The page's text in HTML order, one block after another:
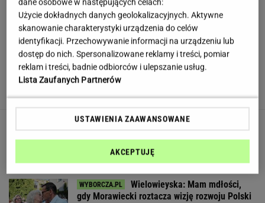
Nie dostała się do liceum mimo
świetnych wyników. Kuratorium wyjaśnia
KLAUDIA KIERZKOWSKA
Szybka Piątka powala na kolana. 4/5 dla
omnibusa, 5/5 nie zgarnął nikt
To nie jest zwykły burger. Jego smak
MATERIAŁ PROMOCYJNY
Wielowieyska: Mam mdłości,
gdy Morawiecki roztacza wizję rozwoju Polski
dane osobowe w następujących celach:
Użycie dokładnych danych geolokalizacyjnych. Aktywne
skanowanie charakterystyki urządzenia do celów
identyfikacji. Przechowywanie informacji na urządzeniu lub
dostęp do nich. Spersonalizowane reklamy i treści, pomiar
reklam i treści, badnie odbiorców i ulepszanie usług.
Lista Zaufanych Partnerów
USTAWIENIA ZAAWANSOWANE
AKCEPTUJĘ